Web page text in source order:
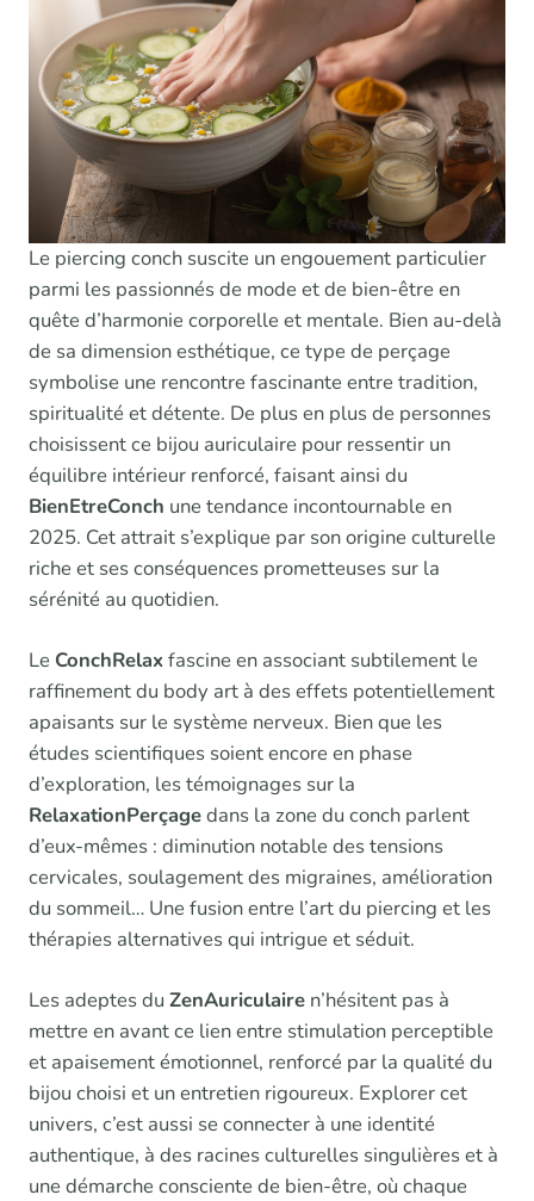
Le piercing conch suscite un engouement particulier
parmi les passionnés de mode et de bien-être en
quête d’harmonie corporelle et mentale. Bien au-delà
de sa dimension esthétique, ce type de perçage
symbolise une rencontre fascinante entre tradition,
spiritualité et détente. De plus en plus de personnes
choisissent ce bijou auriculaire pour ressentir un
équilibre intérieur renforcé, faisant ainsi du
BienEtreConch une tendance incontournable en
2025. Cet attrait s’explique par son origine culturelle
riche et ses conséquences prometteuses sur la
sérénité au quotidien.
Le ConchRelaxfascine en associant subtilement le
raffinement du body art à des effets potentiellement
apaisants sur le système nerveux. Bien que les
études scientifiques soient encore en phase
d’exploration, les témoignages sur la
RelaxationPerçagedans la zone du conch parlent
d’eux-mêmes : diminution notable des tensions
cervicales, soulagement des migraines, amélioration
du sommeil… Une fusion entre l’art du piercing et les
thérapies alternatives qui intrigue et séduit.
Les adeptes du ZenAuriculaire n’hésitent pas à
mettre en avant ce lien entre stimulation perceptible
et apaisement émotionnel, renforcé par la qualité du
bijou choisi et un entretien rigoureux. Explorer cet
univers, c’est aussi se connecter à une identité
authentique, à des racines culturelles singulières et à
une démarche consciente de bien-être, où chaque